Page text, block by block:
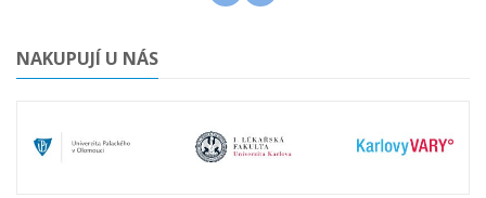
NAKUPUJÍ U NÁS